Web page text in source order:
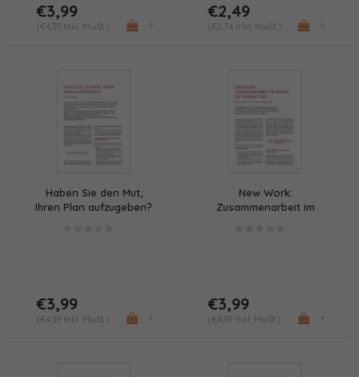
€3,99
(€4,39 Inkl. MwSt.) +
€2,49
(€2,74 Inkl. MwSt.) +
Haben Sie den Mut,
Ihren Plan aufzugeben?
€3,99
(€4,39 Inkl. MwSt.) +
New Work:
Zusammenarbeit im
€3,99
(€4,39 Inkl. MwSt.) +